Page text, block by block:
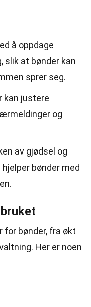
å oppdage
slik at bønder kan
sprer seg.
kan justere
og
av gjødsel og
bønder med
for bønder, fra økt
Her er noen